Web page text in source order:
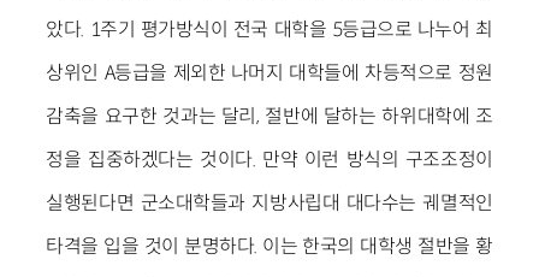
았다. 1주기 평가방식이 전국 대학을 5등급으로 나누어 최
상위인 A등급을 제외한 나머지 대학들에 차등적으로 정원
감축을 요구한 것과는 달리, 절반에 달하는 하위대학에 조
정을 집중하겠다는 것이다. 만약 이런 방식의 구조조정이
실행된다면 군소대학들과 지방사립대 대다수는 궤멸적인
타격을 입을 것이 분명하다. 이는 한국의 대학생 절반을 황